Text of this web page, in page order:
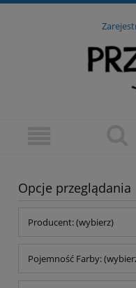
Opcje przeglądania
Producent: (wybierz)
Pojemność Farby: